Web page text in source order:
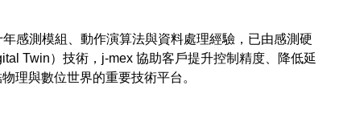
感測模組、動作演算法與資料處理經驗，已由感測硬
Twin）技術，j-mex 協助客戶提升控制精度、降低延